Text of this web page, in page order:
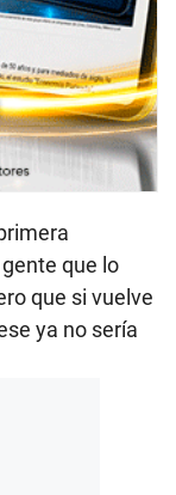
que lo
que si vuelve
ya no sería